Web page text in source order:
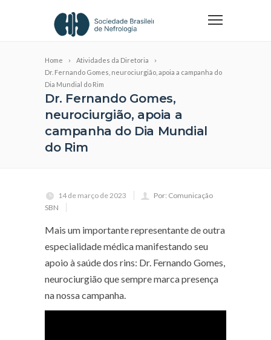
Home
Atividades da Diretoria
Dr. Fernando Gomes, neurociurgião, apoia a campanha do
Dia Mundial do Rim
Dr. Fernando Gomes,
neurociurgião, apoia a
campanha do Dia Mundial
do Rim
14 de março de 2023
Por: Comunicação
SBN
Mais um importante representante de outra
especialidade médica manifestando seu
apoio à saúde dos rins: Dr. Fernando Gomes,
neurociurgião que sempre marca presença
na nossa campanha.